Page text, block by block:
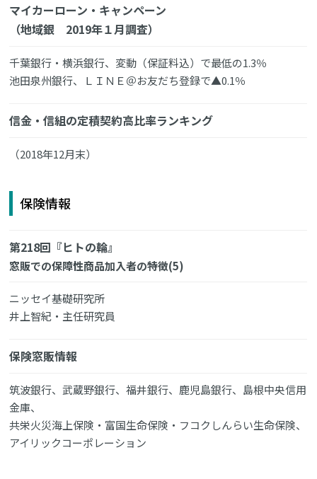
マイカーローン・キャンペーン
（地域銀 2019年１月調査）
千葉銀行・横浜銀行、変動（保証料込）で最低の1.3％
池田泉州銀行、ＬＩＮＥ＠お友だち登録で▲0.1％
信金・信組の定積契約高比率ランキング
（2018年12月末）
保険情報
第218回『ヒトの輪』
窓販での保障性商品加入者の特徴(5)
ニッセイ基礎研究所
井上智紀・主任研究員
保険窓販情報
筑波銀行、武蔵野銀行、福井銀行、鹿児島銀行、島根中央信用
金庫、
共栄火災海上保険・富国生命保険・フコクしんらい生命保険、
アイリックコーポレーション